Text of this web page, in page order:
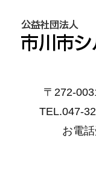
〒272-
TEL.047-
お電